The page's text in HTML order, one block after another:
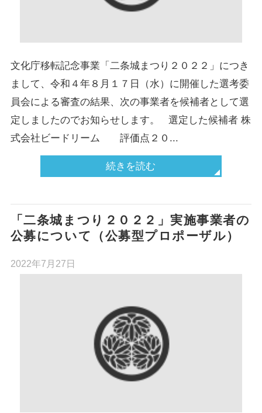
文化庁移転記念事業「二条城まつり２０２２」につき
まして、令和４年８月１７日（水）に開催した選考委
員会による審査の結果、次の事業者を候補者として選
定しましたのでお知らせします。 選定した候補者 株
式会社ビードリーム 評価点２０...
続きを読む
「二条城まつり２０２２」実施事業者の
公募について（公募型プロポーザル）
2022年7月27日